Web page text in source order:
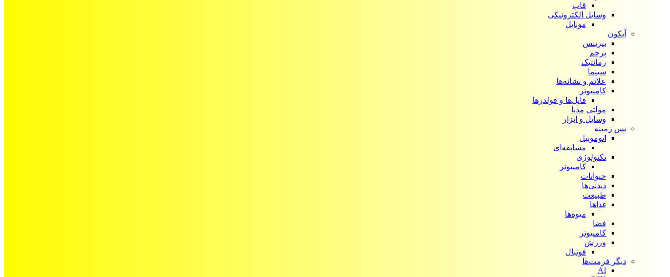
قاب
وسایل الکترونیکی
موبایل
آیکون‌
بیزینس
پرچم
رمانتیک
سینما
علائم و نشانه‌ها
کامپیوتر
فایل‌ها و فولدرها
مولتی مدیا
وسایل و ابزار
پس زمینه
اتوموبیل
مسابقه‌ای
تکنولوژی
کامپیوتر
حیوانات
دیدنی‌ها
طبیعت
غذاها
میوه‌ها
فضا
کامپیوتر
ورزش
فوتبال
دیگر فرمت‌ها
AI